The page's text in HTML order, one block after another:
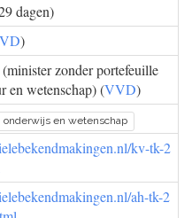
dagen)
)
(minister zonder portefeuille
en wetenschap) (VVD)
onderwijs en wetenschap
kv-tk-2
ah-tk-2